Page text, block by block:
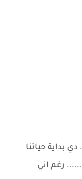
بداية حياتنا
رغم اني